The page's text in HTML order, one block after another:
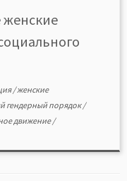
консолидации
2000-х гг. […]
женские
/женские
гендерный порядок/
движение/